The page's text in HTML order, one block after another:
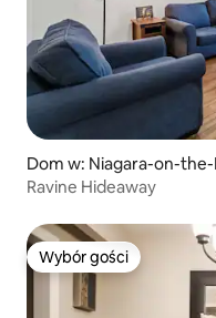
Dom w: Niagara-on-the-
Ravine Hideaway
Wybór gości
Wybór gości